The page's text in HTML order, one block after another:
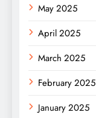
May 2025
April 2025
March 2025
February 2025
January 2025